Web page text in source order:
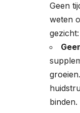
Geen
weten
gezicht:
binden.